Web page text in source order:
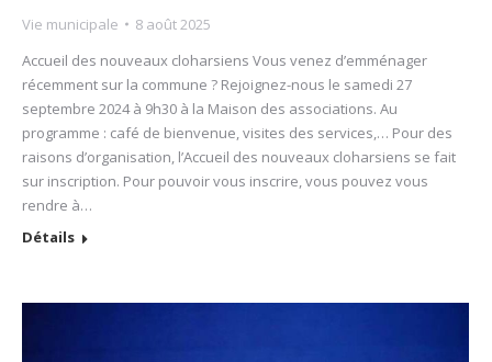
Vie municipale
8 août 2025
Accueil des nouveaux cloharsiens Vous venez d’emménager
récemment sur la commune ? Rejoignez-nous le samedi 27
septembre 2024 à 9h30 à la Maison des associations. Au
programme : café de bienvenue, visites des services,… Pour des
raisons d’organisation, l’Accueil des nouveaux cloharsiens se fait
sur inscription. Pour pouvoir vous inscrire, vous pouvez vous
rendre à…
Détails